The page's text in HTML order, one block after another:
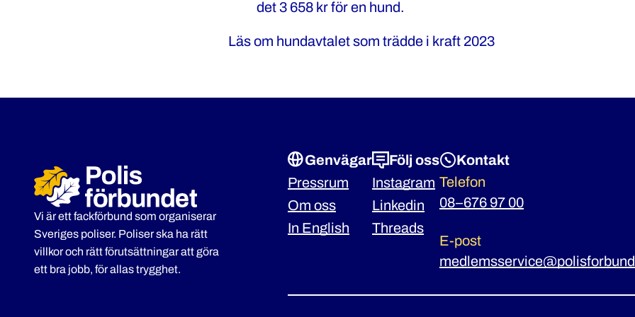
det 3 658 kr för en hund.
Läs om hundavtalet som trädde i kraft 2023
Vi är ett fackförbund som organiserar
Sveriges poliser. Poliser ska ha rätt
villkor och rätt förutsättningar att göra
ett bra jobb, för allas trygghet.
Genvägar
Pressrum
Om oss
In English
Följ oss
Instagram
Linkedin
Threads
Kontakt
Telefon
08–676 97 00
E-post